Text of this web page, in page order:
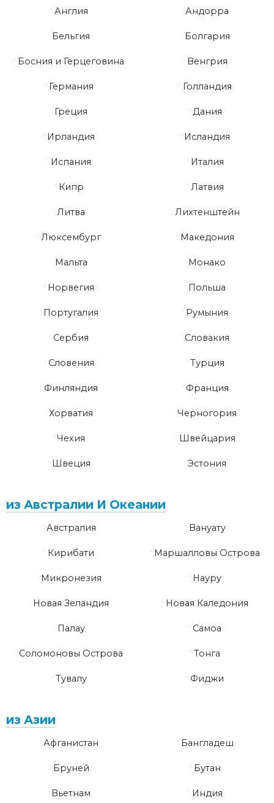
Англия Андорра
Бельгия Болгария
Босния и Герцеговина Венгрия
Германия Голландия
Греция Дания
Ирландия Исландия
Испания Италия
Кипр Латвия
Литва Лихтенштейн
Люксембург Македония
Мальта Монако
Норвегия Польша
Португалия Румыния
Сербия Словакия
Словения Турция
Финляндия Франция
Хорватия Черногория
Чехия Швейцария
Швеция Эстония
из Австралии И Океании
Австралия Вануату
Кирибати Маршалловы Острова
Микронезия Науру
Новая Зеландия Новая Каледония
Палау Самоа
Соломоновы Острова Тонга
Тувалу Фиджи
из Азии
Афганистан Бангладеш
Бруней Бутан
Вьетнам Индия